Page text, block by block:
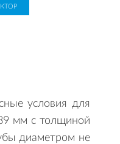
условия для
мм с толщиной
диаметром не